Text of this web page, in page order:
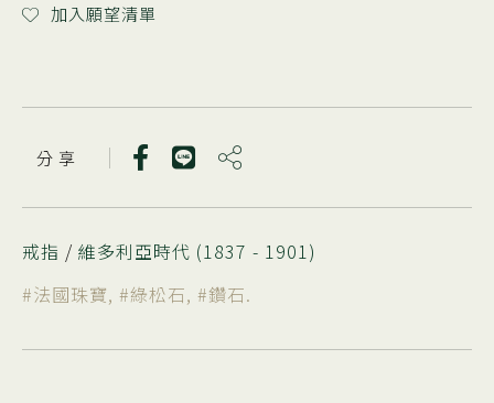
加入願望清單
分 享
戒指 / 維多利亞時代 (1837 - 1901)
#法國珠寶, #綠松石, #鑽石.